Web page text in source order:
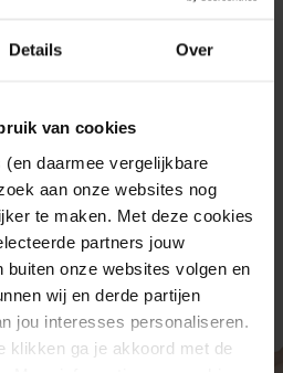
Details Over
van cookies
daarmee vergelijkbare
aan onze websites nog
te maken. Met deze cookies
partners jouw
buiten onze websites volgen en
wij en derde partijen
jou interesses personaliseren.
klikken ga je akkoord met de
zijn geglazuurd en hebben
komen elke ochtend
Verser kan niet!